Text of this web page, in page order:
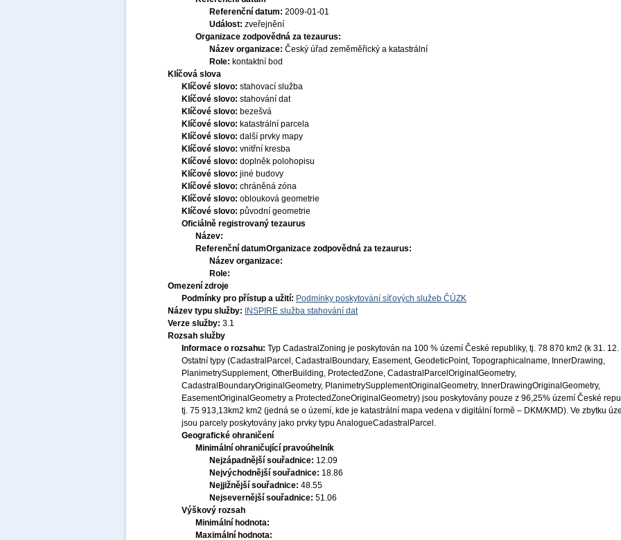
Referenční datum: 2009-01-01
Událost: zveřejnění
Organizace zodpovědná za tezaurus:
Název organizace: Český úřad zeměměřický a katastrální
Role: kontaktní bod
Klíčová slova
Klíčové slovo: stahovací služba
Klíčové slovo: stahování dat
Klíčové slovo: bezešvá
Klíčové slovo: katastrální parcela
Klíčové slovo: další prvky mapy
Klíčové slovo: vnitřní kresba
Klíčové slovo: doplněk polohopisu
Klíčové slovo: jiné budovy
Klíčové slovo: chráněná zóna
Klíčové slovo: oblouková geometrie
Klíčové slovo: původní geometrie
Oficiálně registrovaný tezaurus
Název:
Referenční datumOrganizace zodpovědná za tezaurus:
Název organizace:
Role:
Omezení zdroje
Podmínky pro přístup a užití: Podmínky poskytování síťových služeb ČÚZK
Název typu služby:
INSPIRE služba stahování dat
Verze služby: 3.1
Rozsah služby
Informace o rozsahu: Typ CadastralZoning je poskytován na 100 % území České republiky, tj. 78 870 km2 (k 31. 12.
Ostatní typy (CadastralParcel, CadastralBoundary, Easement, GeodeticPoint, Topographicalname, InnerDrawing,
PlanimetrySupplement, OtherBuilding, ProtectedZone, CadastralParcelOriginalGeometry,
CadastralBoundaryOriginalGeometry, PlanimetrySupplementOriginalGeometry, InnerDrawingOriginalGeometry,
EasementOriginalGeometry a ProtectedZoneOriginalGeometry) jsou poskytovány pouze z 96,25% území České
tj. 75 913,13km2 km2 (jedná se o území, kde je katastrální mapa vedena v digitální formě – DKM/KMD). Ve zbytku
jsou parcely poskytovány jako prvky typu AnalogueCadastralParcel.
Geografické ohraničení
Minimální ohraničující pravoúhelník
Nejzápadnější souřadnice: 12.09
Nejvýchodnější souřadnice: 18.86
Nejjižnější souřadnice: 48.55
Nejsevernější souřadnice: 51.06
Výškový rozsah
Minimální hodnota:
Maximální hodnota: